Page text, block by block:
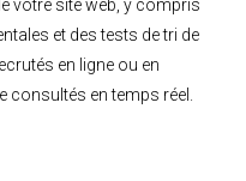
votre site web, y compris
et des tests de tri de
en ligne ou en
consultés en temps réel.